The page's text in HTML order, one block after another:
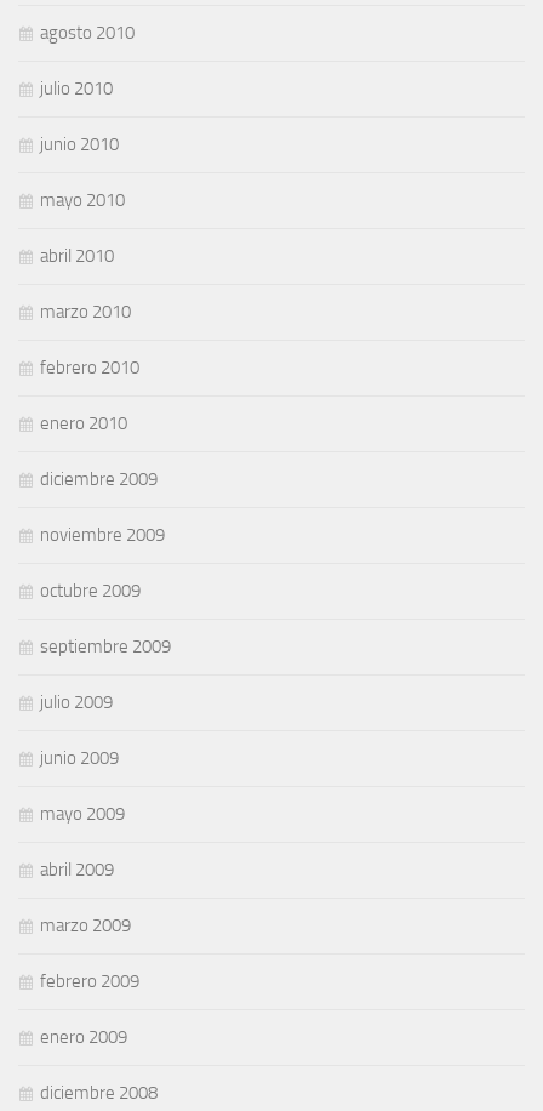
agosto 2010
julio 2010
junio 2010
mayo 2010
abril 2010
marzo 2010
febrero 2010
enero 2010
diciembre 2009
noviembre 2009
octubre 2009
septiembre 2009
julio 2009
junio 2009
mayo 2009
abril 2009
marzo 2009
febrero 2009
enero 2009
diciembre 2008